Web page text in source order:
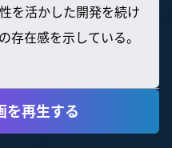
を活かした開発を続け
存在感を示している。
を再生する